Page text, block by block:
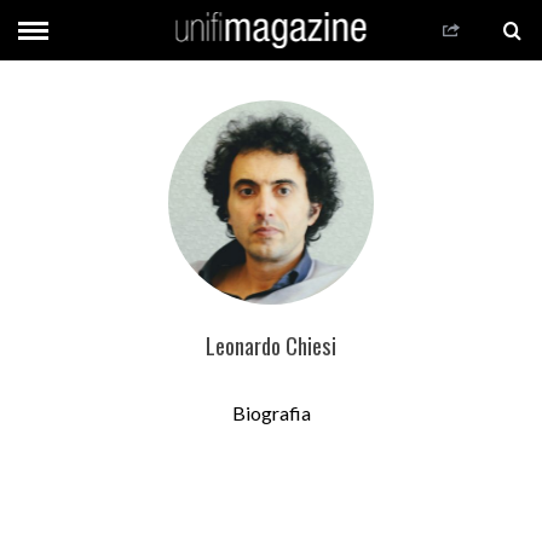
Leonardo Chiesi
Biografia